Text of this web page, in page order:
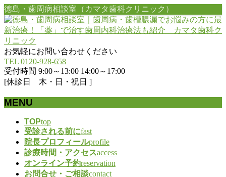
徳島・歯周病相談室（カマタ歯科クリニック）
お気軽にお問い合わせください
TEL 0120-928-658
受付時間 9:00～13:00 14:00～17:00
[休診日 木・日・祝日 ]
MENU
TOPtop
受診される前にfast
院長プロフィールprofile
診療時間・アクセスaccess
オンライン予約reservation
お問合せ・ご相談contact